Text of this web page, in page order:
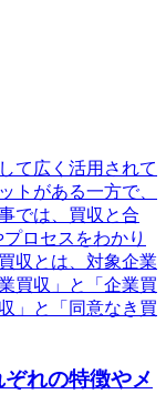
て広く活用されて
トがある一方で、
では、買収と合
ロセスをわかり
収とは、対象企業
買収」と「企業買
」と「同意なき買
れの特徴やメ